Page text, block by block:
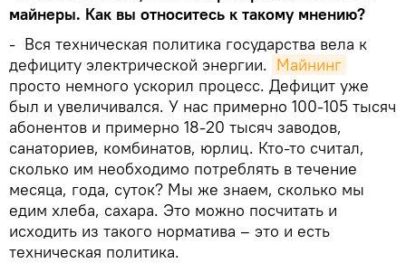
майнеры. Как вы относитесь к такому мнению?
- Вся техническая политика государства вела к
дефициту электрической энергии. Майнинг
просто немного ускорил процесс. Дефицит уже
был и увеличивался. У нас примерно 100-105 тысяч
абонентов и примерно 18-20 тысяч заводов,
санаториев, комбинатов, юрлиц. Кто-то считал,
сколько им необходимо потреблять в течение
месяца, года, суток? Мы же знаем, сколько мы
едим хлеба, сахара. Это можно посчитать и
исходить из такого норматива – это и есть
техническая политика.